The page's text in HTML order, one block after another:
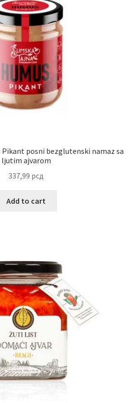
Pikant posni bezglutenski namaz sa
ljutim ajvarom
337,99 рсд
Add to cart